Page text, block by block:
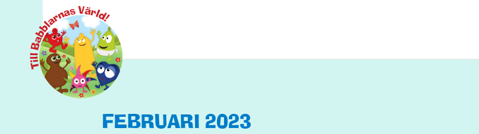
FEBRUARI 2023